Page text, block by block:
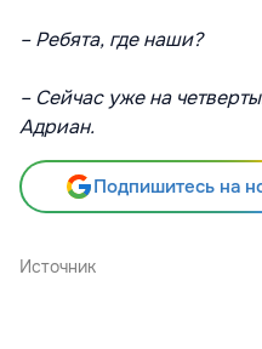
– Ребята, где наши?
– Сейчас уже на
Адриан.
Подпишитесь на
Источник